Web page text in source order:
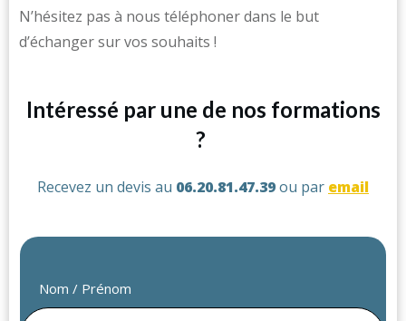
N’hésitez pas à nous téléphoner dans le but
d’échanger sur vos souhaits !
Intéressé par une de nos formations
?
Recevez un devis au 06.20.81.47.39ou par email
Nom / Prénom